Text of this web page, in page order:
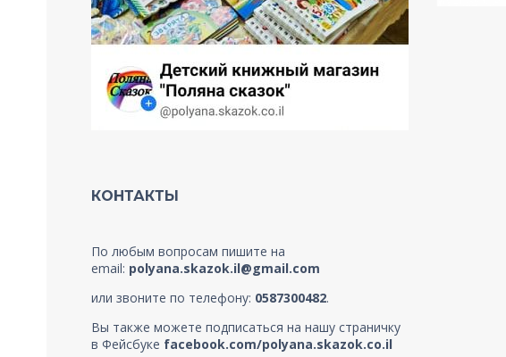
КОНТАКТЫ
По любым вопросам пишите на
email: polyana.skazok.il@gmail.com
или звоните по телефону: 0587300482.
Вы также можете подписаться на нашу страничку
в Фейсбуке facebook.com/polyana.skazok.co.il